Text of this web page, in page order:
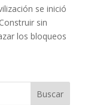
se inició
sin
los bloqueos
Buscar